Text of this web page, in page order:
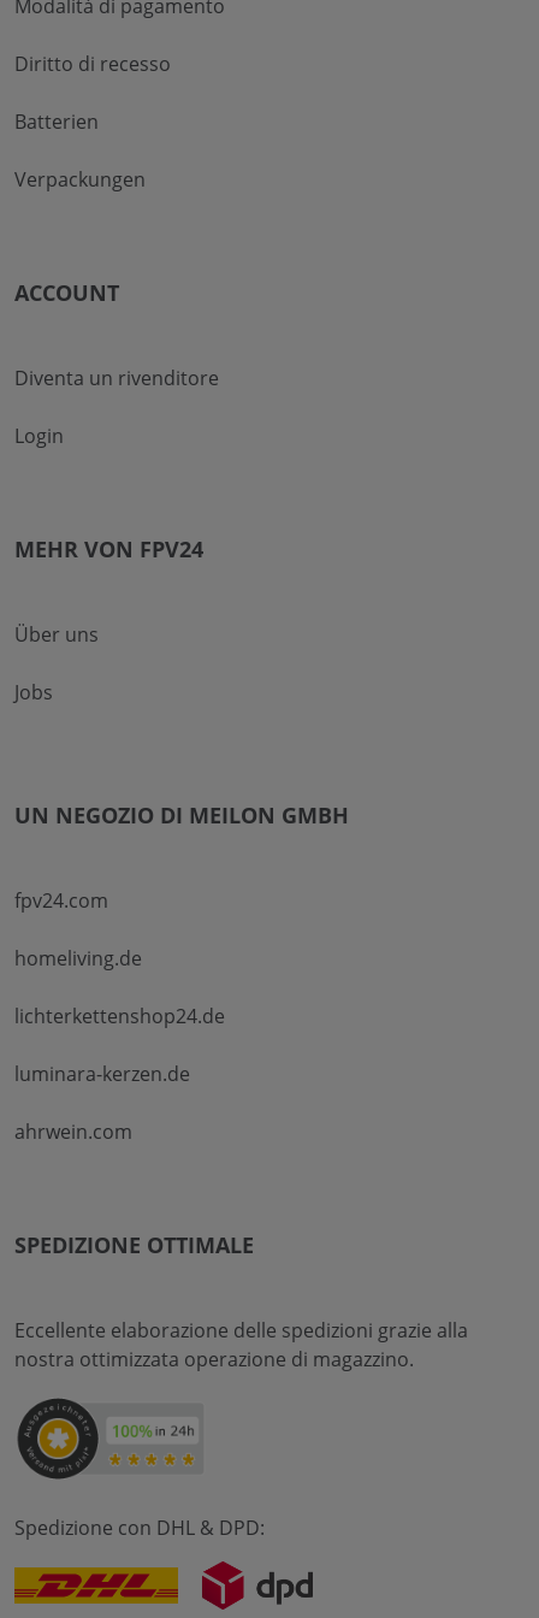
Modalità di pagamento
Diritto di recesso
Batterien
Verpackungen
ACCOUNT
Diventa un rivenditore
Login
MEHR VON FPV24
Über uns
Jobs
UN NEGOZIO DI MEILON GMBH
fpv24.com
homeliving.de
lichterkettenshop24.de
luminara-kerzen.de
ahrwein.com
SPEDIZIONE OTTIMALE
Eccellente elaborazione delle spedizioni grazie alla
nostra ottimizzata operazione di magazzino.
Spedizione con DHL & DPD: